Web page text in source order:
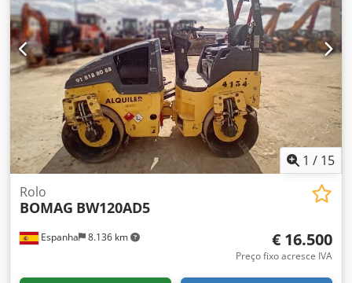
1 / 15
Espanha 8.136 km
Rolo
BOMAG BW120AD5
€ 16.500
Preço fixo acresce IVA